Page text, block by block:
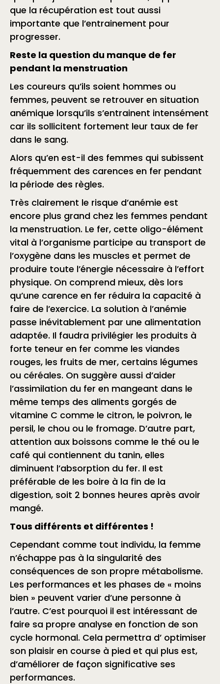
que la récupération est tout aussi
importante que l’entrainement pour
progresser.
Reste la question du manque de fer
pendant la menstruation
Les coureurs qu’ils soient hommes ou
femmes, peuvent se retrouver en situation
anémique lorsqu’ils s’entrainent intensément
car ils sollicitent fortement leur taux de fer
dans le sang.
Alors qu’en est-il des femmes qui subissent
fréquemment des carences en fer pendant
la période des règles.
Très clairement le risque d’anémie est
encore plus grand chez les femmes pendant
la menstruation. Le fer, cette oligo-élément
vital à l’organisme participe au transport de
l’oxygène dans les muscles et permet de
produire toute l’énergie nécessaire à l’effort
physique. On comprend mieux, dès lors
qu’une carence en fer réduira la capacité à
faire de l’exercice. La solution à l’anémie
passe inévitablement par une alimentation
adaptée. Il faudra privilégier les produits à
forte teneur en fer comme les viandes
rouges, les fruits de mer, certains légumes
ou céréales. On suggère aussi d’aider
l’assimilation du fer en mangeant dans le
même temps des aliments gorgés de
vitamine C comme le citron, le poivron, le
persil, le chou ou le fromage. D’autre part,
attention aux boissons comme le thé ou le
café qui contiennent du tanin, elles
diminuent l’absorption du fer. Il est
préférable de les boire à la fin de la
digestion, soit 2 bonnes heures après avoir
mangé.
Tous différents et différentes !
Cependant comme tout individu, la femme
n’échappe pas à la singularité des
conséquences de son propre métabolisme.
Les performances et les phases de « moins
bien » peuvent varier d’une personne à
l’autre. C’est pourquoi il est intéressant de
faire sa propre analyse en fonction de son
cycle hormonal. Cela permettra d’ optimiser
son plaisir en course à pied et qui plus est,
d’améliorer de façon significative ses
performances.